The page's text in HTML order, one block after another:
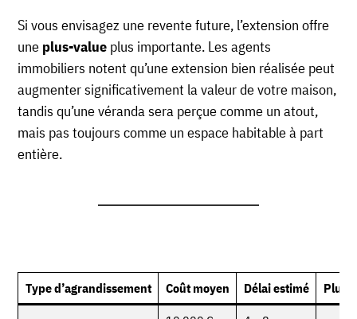
Si vous envisagez une revente future, l’extension offre
une plus-value plus importante. Les agents
immobiliers notent qu’une extension bien réalisée peut
augmenter significativement la valeur de votre maison,
tandis qu’une véranda sera perçue comme un atout,
mais pas toujours comme un espace habitable à part
entière.
Type d’agrandissement Coût moyen Délai estimé Plus-